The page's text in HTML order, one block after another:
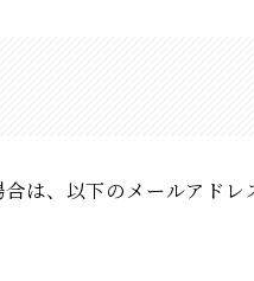
は、以下のメールアドレ